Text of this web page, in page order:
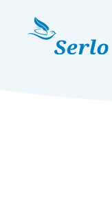
Springe zum